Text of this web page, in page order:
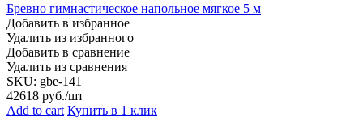
Бревно гимнастическое напольное мягкое 5 м
Добавить в избранное
Удалить из избранного
Добавить в сравнение
Удалить из сравнения
SKU: gbe-141
42618 руб./шт
Add to cart Купить в 1 клик